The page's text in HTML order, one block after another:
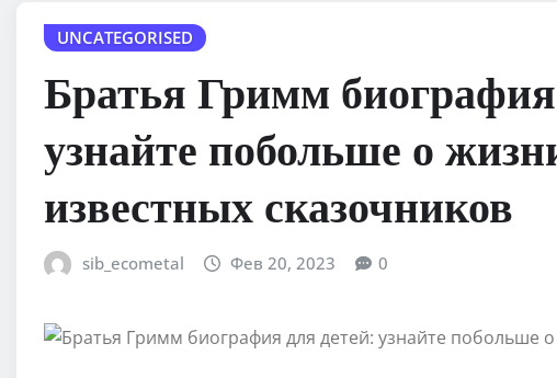
UNCATEGORISED
Братья Гримм
узнайте побольше о
известных сказочников
sib_ecometal Фев 20, 2023 0